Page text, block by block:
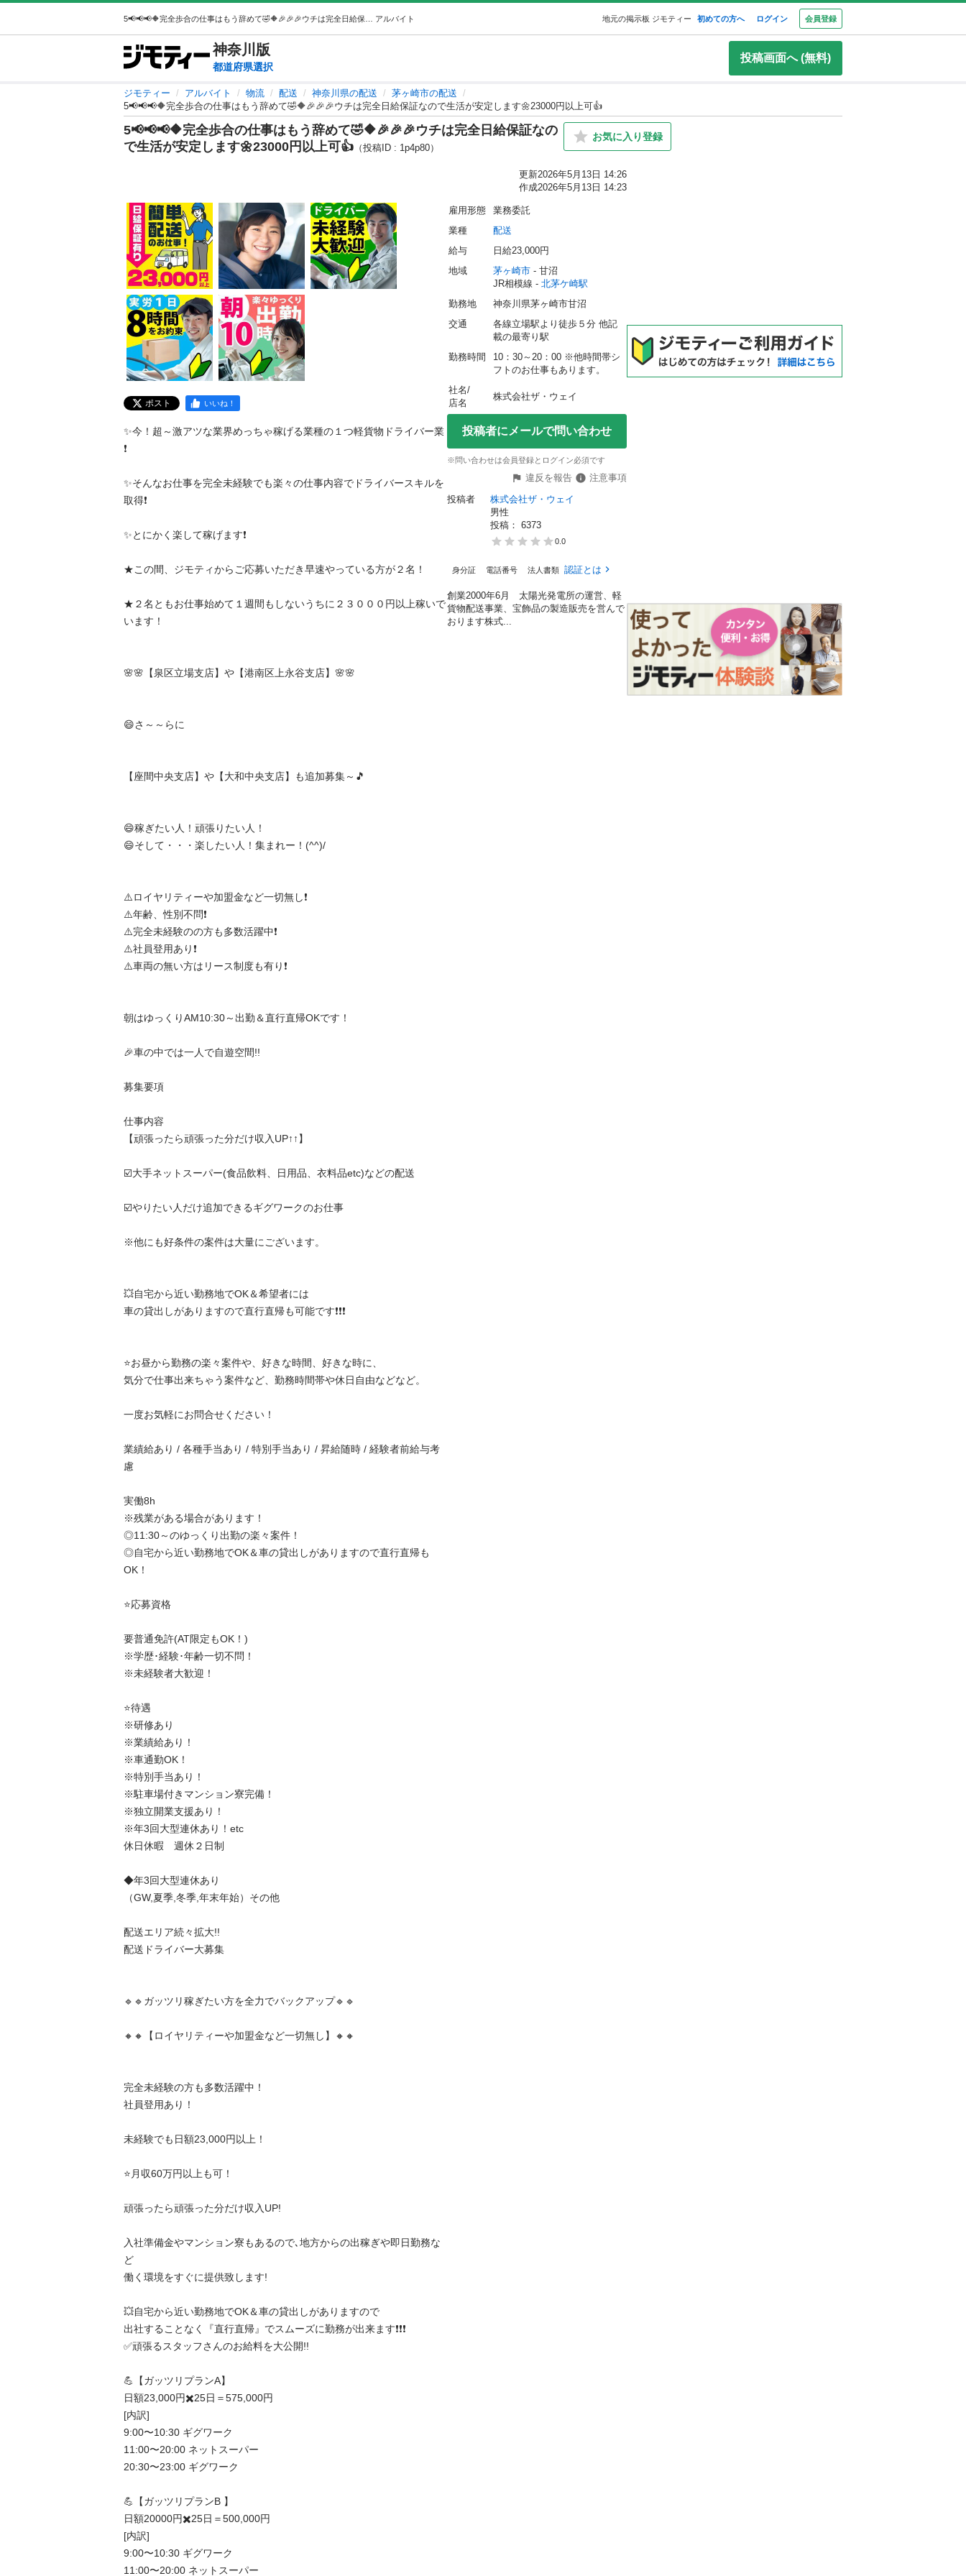
アルバイト 地元の掲示板 ジモティー 初めての方へ ログイン 会員登録
神奈川 版
都道府県選択
投稿画面へ (無料)
ジモティー アルバイト 物流 配送 神奈川県の配送
茅ヶ崎市の配送
5📢📢📢🔶完全歩合の仕事はもう辞めて🤣🔶🎉🎉🎉ウチは完全日給保証なので生活が安定します🌼23000円以上可👍
5📢📢📢🔶完全歩合の仕事はもう辞めて🤣🔶🎉🎉🎉ウチは完全日給保証なの
で生活が安定します🌼23000円以上可👍 （投稿ID : 1p4p80）
お気に入り登録
更新2026年5月13日 14:26
作成2026年5月13日 14:23
ポスト いいね！
✨今！超～激アツな業界めっちゃ稼げる業種の１つ軽貨物ドライバー業
❗️
✨そんなお仕事を完全未経験でも楽々の仕事内容でドライバースキルを
取得❗️
✨とにかく楽して稼げます❗️
★この間、ジモティからご応募いただき早速やっている方が２名！
★２名ともお仕事始めて１週間もしないうちに２３０００円以上稼いで
います！
🌸🌸【泉区立場支店】や【港南区上永谷支店】🌸🌸
😄さ～～らに
【座間中央支店】や【大和中央支店】も追加募集～🎵
😄稼ぎたい人！頑張りたい人！
😄そして・・・楽したい人！集まれー！(^^)/
⚠️ロイヤリティーや加盟金など一切無し❗️
⚠️年齢、性別不問❗️
⚠️完全未経験のの方も多数活躍中❗️
⚠️社員登用あり❗️
⚠️車両の無い方はリース制度も有り❗️
朝はゆっくりAM10:30～出勤＆直行直帰OKです！
🎉車の中では一人で自遊空間!!
募集要項
仕事内容
【頑張ったら頑張った分だけ収入UP↑↑】
☑️大手ネットスーパー(食品飲料、日用品、衣料品etc)などの配送
☑️やりたい人だけ追加できるギグワークのお仕事
※他にも好条件の案件は大量にございます。
💥自宅から近い勤務地でOK＆希望者には
車の貸出しがありますので直行直帰も可能です❗️❗️❗️
⭐️お昼から勤務の楽々案件や、好きな時間、好きな時に、
気分で仕事出来ちゃう案件など、勤務時間帯や休日自由などなど。
一度お気軽にお問合せください！
業績給あり / 各種手当あり / 特別手当あり / 昇給随時 / 経験者前給与考
慮
実働8h
※残業がある場合があります！
◎11:30～のゆっくり出勤の楽々案件！
◎自宅から近い勤務地でOK＆車の貸出しがありますので直行直帰も
OK！
⭐️応募資格
要普通免許(AT限定もOK！)
※学歴･経験･年齢一切不問！
※未経験者大歓迎！
⭐️待遇
※研修あり
※業績給あり！
※車通勤OK！
※特別手当あり！
※駐車場付きマンション寮完備！
※独立開業支援あり！
※年3回大型連休あり！etc
休日休暇　週休２日制
◆年3回大型連休あり
（GW,夏季,冬季,年末年始）その他
配送エリア続々拡大!!
配送ドライバー大募集
🔹🔹ガッツリ稼ぎたい方を全力でバックアップ🔹🔹
🔸🔸【ロイヤリティーや加盟金など一切無し】🔸🔸
完全未経験の方も多数活躍中！
社員登用あり！
未経験でも日額23,000円以上！
⭐️月収60万円以上も可！
頑張ったら頑張った分だけ収入UP!
入社準備金やマンション寮もあるので､地方からの出稼ぎや即日勤務な
ど
働く環境をすぐに提供致します!
💥自宅から近い勤務地でOK＆車の貸出しがありますので
出社することなく『直行直帰』でスムーズに勤務が出来ます❗️❗️❗️
✅頑張るスタッフさんのお給料を大公開!!
💪【ガッツリプランA】
日額23,000円✖️25日＝575,000円
[内訳]
9:00〜10:30 ギグワーク
11:00〜20:00 ネットスーパー
20:30〜23:00 ギグワーク
💪【ガッツリプランB 】
日額20000円✖️25日＝500,000円
[内訳]
9:00〜10:30 ギグワーク
11:00〜20:00 ネットスーパー
雇用形態
業務委託
業種
配送
給与
日給23,000円
地域
茅ヶ崎市 - 甘沼
JR相模線 - 北茅ケ崎駅
勤務地
神奈川県茅ヶ崎市甘沼
交通
各線立場駅より徒歩５分 他記
載の最寄り駅
勤務時間
10：30～20：00 ※他時間帯シ
フトのお仕事もあります。
社名/
店名
株式会社ザ・ウェイ
投稿者にメールで問い合わせ
※問い合わせは会員登録とログイン必須です
違反を報告
注意事項
投稿者
株式会社ザ・ウェイ
男性
投稿： 6373
0.0
身分証 電話番号 法人書類 認証とは
創業2000年6月 太陽光発電所の運営、軽
貨物配送事業、宝飾品の製造販売を営んで
おります株式...